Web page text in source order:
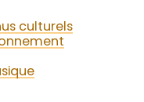
culturels